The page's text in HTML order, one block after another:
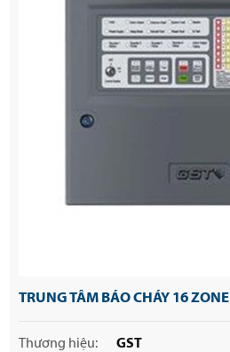
TRUNG TÂM BÁO CHÁY 16 ZONE
Thương hiệu:
GST